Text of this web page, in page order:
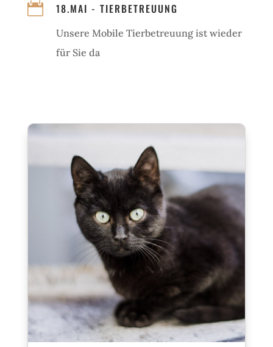
 18.MAI - TIERBETREUUNG
Unsere Mobile Tierbetreuung ist wieder
für Sie da